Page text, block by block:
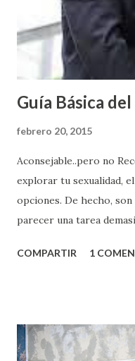
Guía Básica del
febrero 20, 2015
Aconsejable..pero no
explorar tu sexualidad,
opciones. De hecho,
parecer una tarea
partes de ti que jamás
conoces ni la mitad de
COMPARTIR 1